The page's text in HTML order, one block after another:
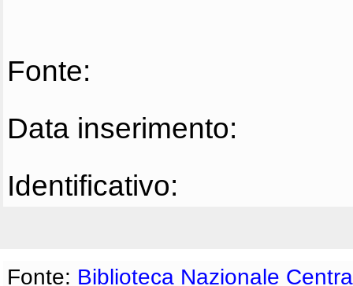
Fonte:
Data inserimento:
Identificativo:
Fonte: Biblioteca Nazionale